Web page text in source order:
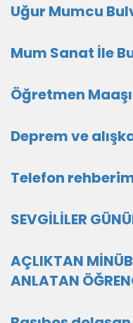
Uğur Mumcu
Mum Sanat İle
Öğretmen Maaşı
Deprem ve
Telefon
SEVGİLİLER
AÇLIKTAN
ANLATAN